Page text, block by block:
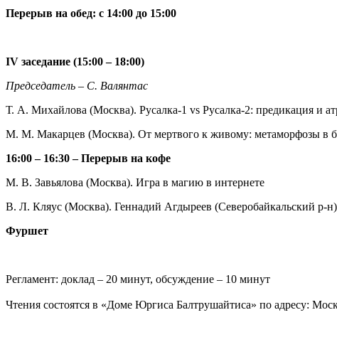
Перерыв на обед: с 14:00 до 15:00
IV заседание (15:00 – 18:00)
Председатель – С. Валянтас
Т. А. Михайлова (Москва). Русалка-1 vs Русалка-2: предикация и
М. М. Макарцев (Москва). От мертвого к живому: метаморфозы в
16:00 – 16:30 – Перерыв на кофе
М. В. Завьялова (Москва). Игра в магию в интернете
В. Л. Кляус (Москва). Геннадий Агдыреев (Северобайкальский р-
Фуршет
Регламент: доклад – 20 минут, обсуждение – 10 минут
Чтения состоятся в «Доме Юргиса Балтрушайтиса» по адресу: